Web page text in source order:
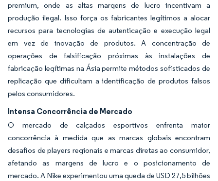
premium, onde as altas margens de lucro incentivam a
produção ilegal. Isso força os fabricantes legítimos a alocar
recursos para tecnologias de autenticação e execução legal
em vez de inovação de produtos. A concentração de
operações de falsificação próximas às instalações de
fabricação legítimas na Ásia permite métodos sofisticados de
replicação que dificultam a identificação de produtos falsos
pelos consumidores.
Intensa Concorrência de Mercado
O mercado de calçados esportivos enfrenta maior
concorrência à medida que as marcas globais encontram
desafios de players regionais e marcas diretas ao consumidor,
afetando as margens de lucro e o posicionamento de
mercado. A Nike experimentou uma queda de USD 27,5 bilhões